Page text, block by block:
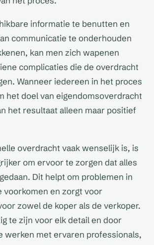
informatie te benutten en
communicatie te onderhouden
kan men zich wapenen
complicaties die de overdracht
Wanneer iedereen in het proces
het doel van eigendomsoverdracht
het resultaat alleen maar positief
overdracht vaak wenselijk is, is
om ervoor te zorgen dat alles
Dit helpt om problemen in
voorkomen en zorgt voor
zowel de koper als de verkoper.
te zijn voor elk detail en door
werken met ervaren professionals,